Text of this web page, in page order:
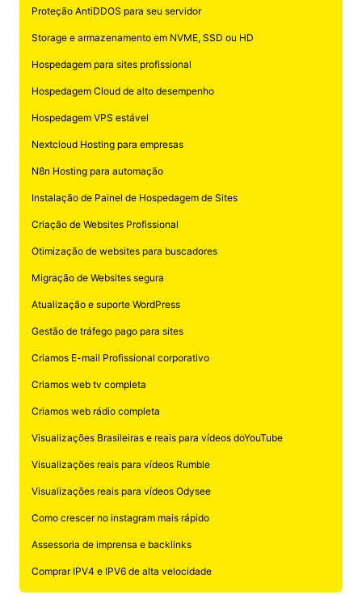
Proteção AntiDDOS para seu servidor
Storage e armazenamento em NVME, SSD ou HD
Hospedagem para sites profissional
Hospedagem Cloud de alto desempenho
Hospedagem VPS estável
Nextcloud Hosting para empresas
N8n Hosting para automação
Instalação de Painel de Hospedagem de Sites
Criação de Websites Profissional
Otimização de websites para buscadores
Migração de Websites segura
Atualização e suporte WordPress
Gestão de tráfego pago para sites
Criamos E-mail Profissional corporativo
Criamos web tv completa
Criamos web rádio completa
Visualizações Brasileiras e reais para vídeos doYouTube
Visualizações reais para vídeos Rumble
Visualizações reais para vídeos Odysee
Como crescer no instagram mais rápido
Assessoria de imprensa e backlinks
Comprar IPV4 e IPV6 de alta velocidade